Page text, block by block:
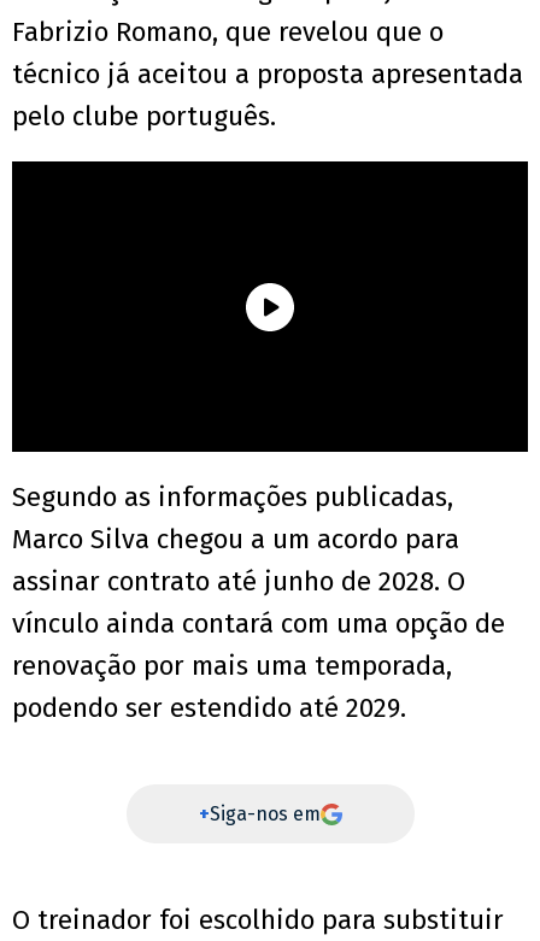
Fabrizio Romano, que revelou que o
técnico já aceitou a proposta apresentada
pelo clube português.
Segundo as informações publicadas,
Marco Silva chegou a um acordo para
assinar contrato até junho de 2028. O
vínculo ainda contará com uma opção de
renovação por mais uma temporada,
podendo ser estendido até 2029.
+Siga-nos em
O treinador foi escolhido para substituir